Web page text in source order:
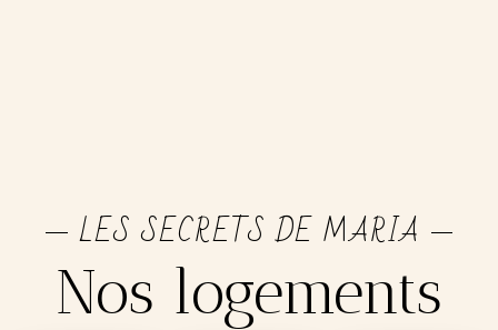
LES SECRETS DE MARIA
Nos logements